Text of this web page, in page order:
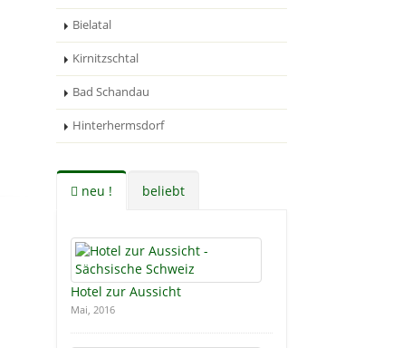
Bielatal
Kirnitzschtal
Bad Schandau
Hinterhermsdorf
neu ! beliebt
Hotel zur Aussicht
Mai, 2016